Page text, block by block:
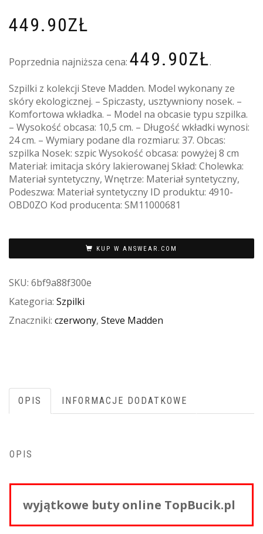
449.90ZŁ
Poprzednia najniższa cena: 449.90ZŁ.
Szpilki z kolekcji Steve Madden. Model wykonany ze
skóry ekologicznej. – Spiczasty, usztywniony nosek. –
Komfortowa wkładka. – Model na obcasie typu szpilka.
– Wysokość obcasa: 10,5 cm. – Długość wkładki wynosi:
24 cm. – Wymiary podane dla rozmiaru: 37. Obcas:
szpilka Nosek: szpic Wysokość obcasa: powyżej 8 cm
Materiał: imitacja skóry lakierowanej Skład: Cholewka:
Materiał syntetyczny, Wnętrze: Materiał syntetyczny,
Podeszwa: Materiał syntetyczny ID produktu: 4910-
OBD0ZO Kod producenta: SM11000681
KUP W ANSWEAR.COM
SKU: 6bf9a88f300e
Kategoria: Szpilki
Znaczniki: czerwony, Steve Madden
OPIS INFORMACJE DODATKOWE
OPIS
wyjątkowe buty online TopBucik.pl